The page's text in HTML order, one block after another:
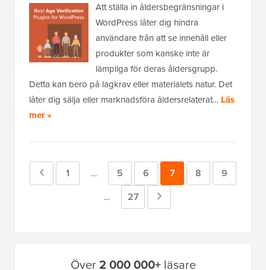
Att ställa in åldersbegränsningar i
WordPress låter dig hindra
användare från att se innehåll eller
produkter som kanske inte är
lämpliga för deras åldersgrupp.
Detta kan bero på lagkrav eller materialets natur. Det
låter dig sälja eller marknadsföra åldersrelaterat… Läs
mer »
Föregående
Sida
1
Mellansidor
utelämnade
… Sida
5 Sida
6 Sida
7 Sida
8 Sida
9
Mellansidor
utelämnade
… Sida
27
Över2 000 000+läsare